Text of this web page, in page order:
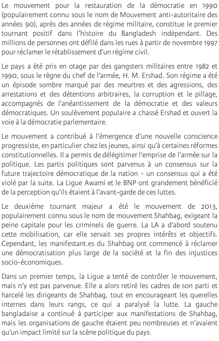
Le mouvement pour la restauration de la démocratie en 1990
(populairement connu sous le nom de Mouvement anti-autoritaire des
années 90), après des années de régime militaire, constitue le premier
tournant positif dans l’histoire du Bangladesh indépendant. Des
millions de personnes ont défilé dans les rues à partir de novembre 1997
pour réclamer le rétablissement d’un régime civil.
Le pays a été pris en otage par des gangsters militaires entre 1982 et
1990, sous le règne du chef de l’armée, H. M. Ershad. Son régime a été
un épisode sombre marqué par des meurtres et des agressions, des
arrestations et des détentions arbitraires, la corruption et le pillage,
accompagnés de l’anéantissement de la démocratie et des valeurs
démocratiques. Un soulèvement populaire a chassé Ershad et ouvert la
voie à la démocratie parlementaire.
Le mouvement a contribué à l’émergence d’une nouvelle conscience
progressiste, en particulier chez les jeunes, ainsi qu’à certaines réformes
constitutionnelles. Il a permis de délégitimer l’emprise de l’armée sur la
politique. Les partis politiques sont parvenus à un consensus sur la
future trajectoire démocratique de la nation - un consensus qui a été
violé par la suite. La Ligue Awami et le BNP ont grandement bénéficié
de la perception qu’ils étaient à l’avant-garde de ces luttes.
Le deuxième tournant majeur a été le mouvement de 2013,
populairement connu sous le nom de mouvement Shahbag, exigeant la
peine capitale pour les criminels de guerre. La LA a d’abord soutenu
cette mobilisation, car elle servait ses propres intérêts et objectifs.
Cependant, les manifestant.es du Shahbag ont commencé à réclamer
une démocratisation plus large de la société et la fin des injustices
socio-économiques.
Dans un premier temps, la Ligue a tenté de contrôler le mouvement,
mais n’y est pas parvenue. Elle a alors retiré les cadres de son parti et
harcelé les dirigeants de Shahbag, tout en encourageant les querelles
internes dans leurs rangs, ce qui a paralysé la lutte. La gauche
bangladaise a continué à participer aux manifestations de Shahbag,
mais les organisations de gauche étaient peu nombreuses et n’avaient
qu’un impact limité sur la scène politique du pays.